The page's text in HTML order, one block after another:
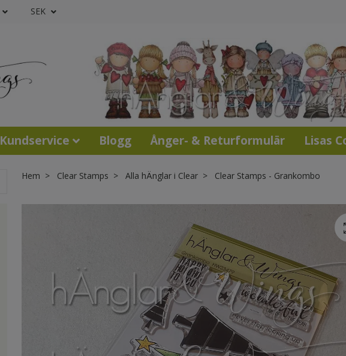
SEK
Kundservice Blogg Ånger- & Returformulär Lisas
Hem Clear Stamps Alla hÄnglar i Clear Clear Stamps - Grankombo